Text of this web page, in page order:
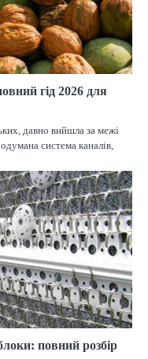
гід 2026 для
давно вийшла за межі
система каналів,
повний розбір